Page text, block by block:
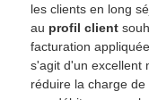
les clients en long
au profil client
facturation
s'agit d'un excellent
réduire la charge